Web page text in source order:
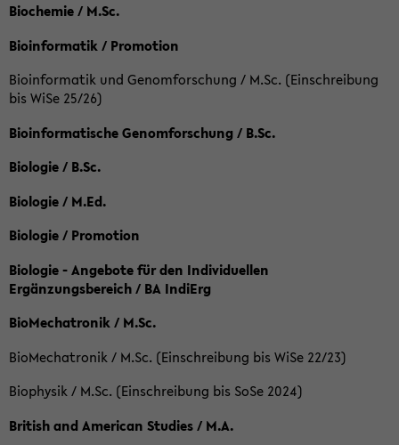
Biochemie / M.Sc.
Bioinformatik / Promotion
Bioinformatik und Genomforschung / M.Sc. (Einschreibung
bis WiSe 25/26)
Bioinformatische Genomforschung / B.Sc.
Biologie / B.Sc.
Biologie / M.Ed.
Biologie / Promotion
Biologie - Angebote für den Individuellen
Ergänzungsbereich / BA IndiErg
BioMechatronik / M.Sc.
BioMechatronik / M.Sc. (Einschreibung bis WiSe 22/23)
Biophysik / M.Sc. (Einschreibung bis SoSe 2024)
British and American Studies / M.A.